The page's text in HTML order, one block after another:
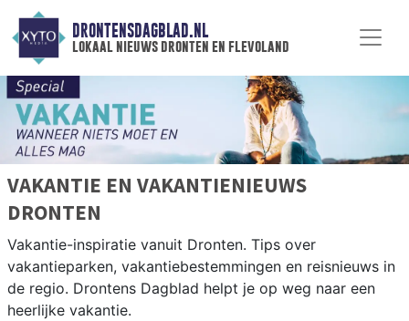
DRONTENSDAGBLAD.NL
lokaal nieuws dronten en flevoland
VAKANTIE EN VAKANTIENIEUWS
DRONTEN
Vakantie-inspiratie vanuit Dronten. Tips over
vakantieparken, vakantiebestemmingen en reisnieuws in
de regio. Drontens Dagblad helpt je op weg naar een
heerlijke vakantie.